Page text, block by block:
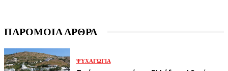
ΠΑΡΟΜΟΙΑ ΑΡΘΡΑ
ΨΥΧΑΓΩΓΊΑ